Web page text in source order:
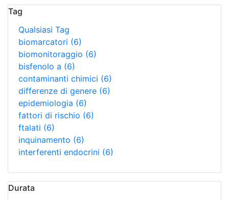
Tag
Qualsiasi Tag
biomarcatori (6)
biomonitoraggio (6)
bisfenolo a (6)
contaminanti chimici (6)
differenze di genere (6)
epidemiologia (6)
fattori di rischio (6)
ftalati (6)
inquinamento (6)
interferenti endocrini (6)
Durata